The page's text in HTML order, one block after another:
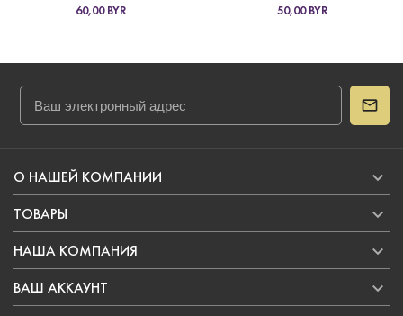
60,00 BYR 50,00 BYR
О НАШЕЙ КОМПАНИИ 
ТОВАРЫ 
НАША КОМПАНИЯ 
ВАШ АККАУНТ 